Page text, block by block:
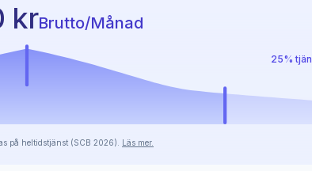
krBrutto/Månad
25%
på heltidstjänst (SCB 2026). Läs mer.